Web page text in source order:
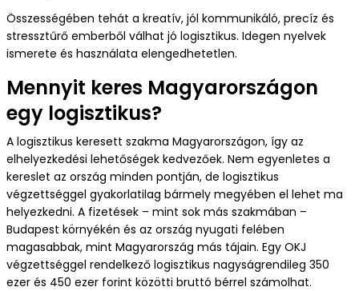
Összességében tehát a kreatív, jól kommunikáló, precíz és
stressztűrő emberből válhat jó logisztikus. Idegen nyelvek
ismerete és használata elengedhetetlen.
Mennyit keres Magyarországon
egy logisztikus?
A logisztikus keresett szakma Magyarországon, így az
elhelyezkedési lehetőségek kedvezőek. Nem egyenletes a
kereslet az ország minden pontján, de logisztikus
végzettséggel gyakorlatilag bármely megyében el lehet ma
helyezkedni. A fizetések – mint sok más szakmában –
Budapest környékén és az ország nyugati felében
magasabbak, mint Magyarország más tájain. Egy OKJ
végzettséggel rendelkező logisztikus nagyságrendileg 350
ezer és 450 ezer forint közötti bruttó bérrel számolhat.